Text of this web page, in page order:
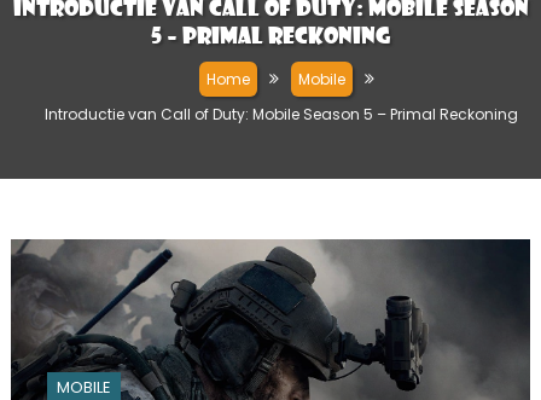
Introductie van Call of Duty: Mobile Season
5 – Primal Reckoning
Home
Mobile
Introductie van Call of Duty: Mobile Season 5 – Primal Reckoning
MOBILE